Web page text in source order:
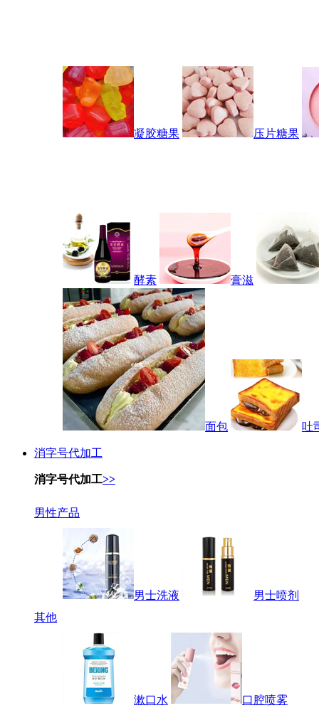
凝胶糖果 压片糖果
酵素 膏滋
面包 吐
消字号代加工
消字号代加工>>
男性产品
男士洗液
男士喷剂
其他
漱口水 口腔喷雾